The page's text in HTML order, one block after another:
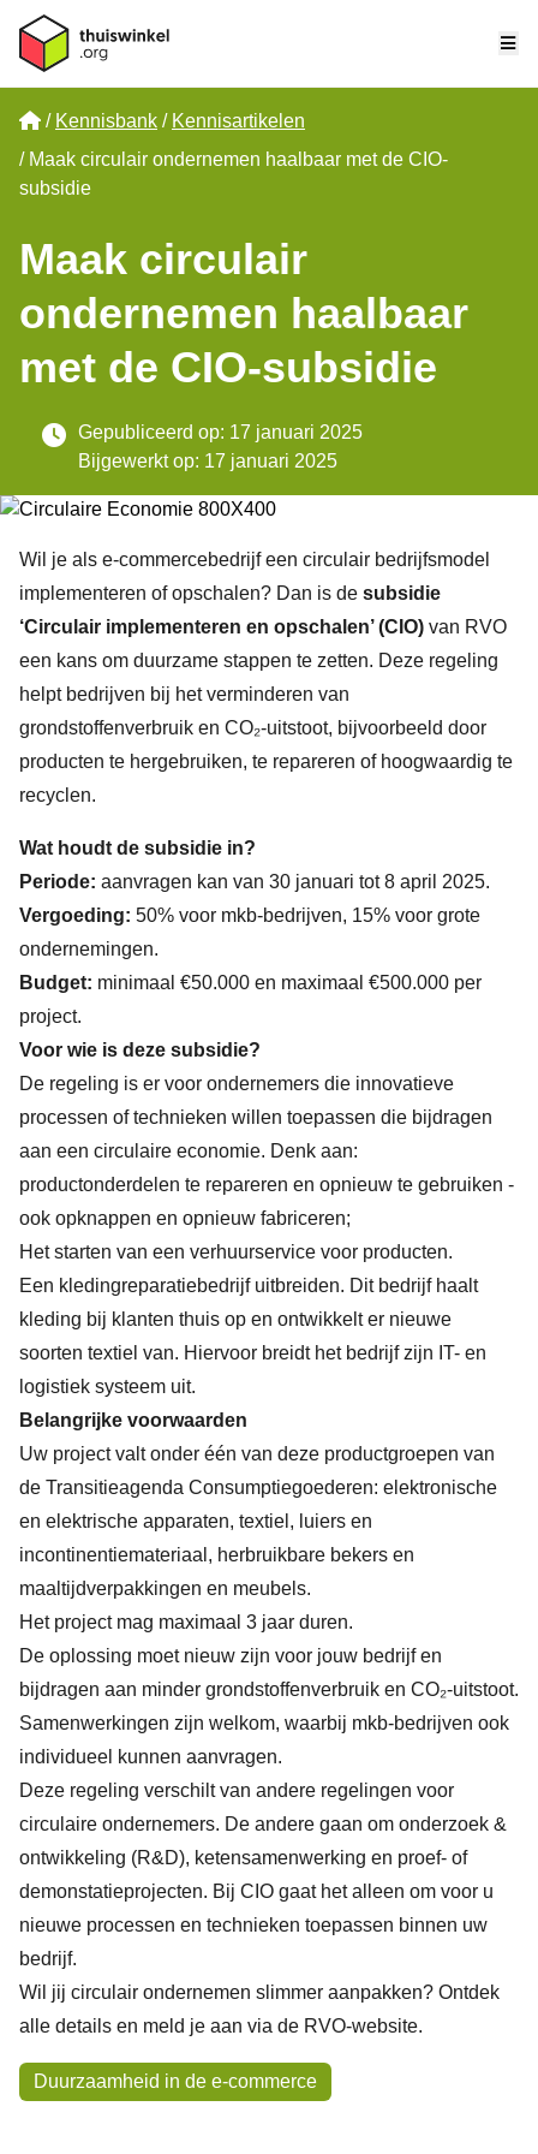
Home
Kennisbank
Kennisartikelen
Maak circulair ondernemen haalbaar met de CIO-
subsidie
Maak circulair
ondernemen haalbaar
met de CIO-subsidie
Gepubliceerd op: 17 januari 2025
Bijgewerkt op: 17 januari 2025
Wil je als e-commercebedrijf een circulair bedrijfsmodel
implementeren of opschalen? Dan is de subsidie
‘Circulair implementeren en opschalen’ (CIO) van RVO
een kans om duurzame stappen te zetten. Deze regeling
helpt bedrijven bij het verminderen van
grondstoffenverbruik en CO₂-uitstoot, bijvoorbeeld door
producten te hergebruiken, te repareren of hoogwaardig te
recyclen.
Wat houdt de subsidie in?
Periode: aanvragen kan van 30 januari tot 8 april 2025.
Vergoeding: 50% voor mkb-bedrijven, 15% voor grote
ondernemingen.
Budget: minimaal €50.000 en maximaal €500.000 per
project.
Voor wie is deze subsidie?
De regeling is er voor ondernemers die innovatieve
processen of technieken willen toepassen die bijdragen
aan een circulaire economie. Denk aan:
productonderdelen te repareren en opnieuw te gebruiken -
ook opknappen en opnieuw fabriceren;
Het starten van een verhuurservice voor producten.
Een kledingreparatiebedrijf uitbreiden. Dit bedrijf haalt
kleding bij klanten thuis op en ontwikkelt er nieuwe
soorten textiel van. Hiervoor breidt het bedrijf zijn IT- en
logistiek systeem uit.
Belangrijke voorwaarden
Uw project valt onder één van deze productgroepen van
de Transitieagenda Consumptiegoederen: elektronische
en elektrische apparaten, textiel, luiers en
incontinentiemateriaal, herbruikbare bekers en
maaltijdverpakkingen en meubels.
Het project mag maximaal 3 jaar duren.
De oplossing moet nieuw zijn voor jouw bedrijf en
bijdragen aan minder grondstoffenverbruik en CO₂-uitstoot.
Samenwerkingen zijn welkom, waarbij mkb-bedrijven ook
individueel kunnen aanvragen.
Deze regeling verschilt van andere regelingen voor
circulaire ondernemers. De andere gaan om onderzoek &
ontwikkeling (R&D), ketensamenwerking en proef- of
demonstatieprojecten. Bij CIO gaat het alleen om voor u
nieuwe processen en technieken toepassen binnen uw
bedrijf.
Wil jij circulair ondernemen slimmer aanpakken? Ontdek
alle details en meld je aan via de RVO-website.
Onderwerpen
Duurzaamheid in de e-commerce